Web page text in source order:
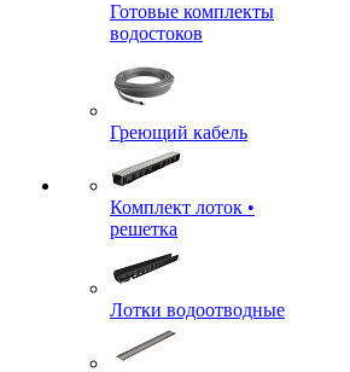
Готовые комплекты
водостоков
Греющий кабель
Комплект лоток •
решетка
Лотки водоотводные